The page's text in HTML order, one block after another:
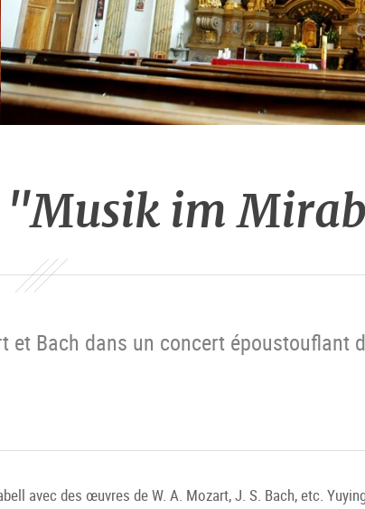
"Musik im
Bach dans un concert époustouflant
avec des œuvres de W. A. Mozart, J. S. Bach, etc.